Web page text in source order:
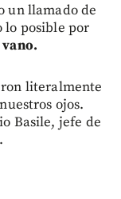
un llamado de
lo posible por
literalmente
ojos.
Basile, jefe de